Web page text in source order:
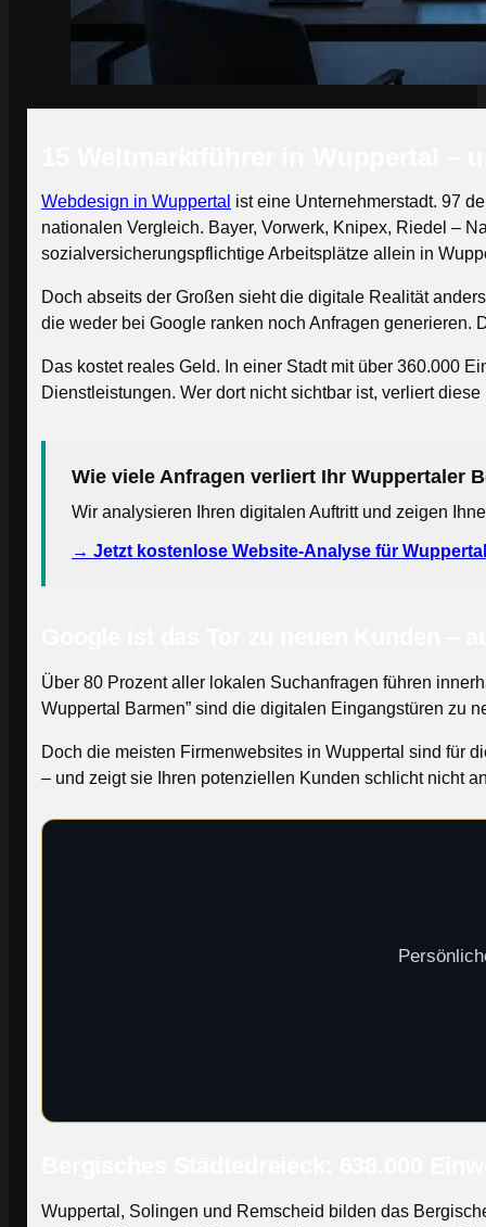
Webdesign in Wuppertal ist eine Unternehmerstadt. 97
nationalen Vergleich. Bayer, Vorwerk, Knipex, Riedel –
sozialversicherungspflichtige Arbeitsplätze allein in
Doch abseits der Großen sieht die digitale Realität
die weder bei Google ranken noch Anfragen generieren.
Das kostet reales Geld. In einer Stadt mit über 360.000
Dienstleistungen. Wer dort nicht sichtbar ist, verliert
Wie viele Anfragen verliert Ihr Wuppertaler
Wir analysieren Ihren digitalen Auftritt und zeigen
→ Jetzt kostenlose Website-Analyse für
Über 80 Prozent aller lokalen Suchanfragen führen
Wuppertal Barmen” sind die digitalen Eingangstüren zu
Doch die meisten Firmenwebsites in Wuppertal sind für
– und zeigt sie Ihren potenziellen Kunden schlicht nicht
Wuppertal, Solingen und Remscheid bilden das